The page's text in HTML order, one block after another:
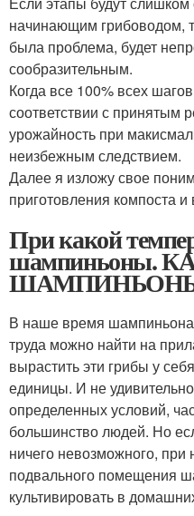
начинающим грибоводом,
была проблема, будет
сообразительным.
Когда все 100% всех
соответствии с принятым
урожайность при
неизбежным следствием.
Далее я изложу свое
приготовления компоста
При какой
шампиньоны.
В наше время
труда можно найти на
вырастить эти грибы у
единицы. И не
определенных условий,
большинство людей. Но
ничего невозможного,
подвального помещения
культивировать в